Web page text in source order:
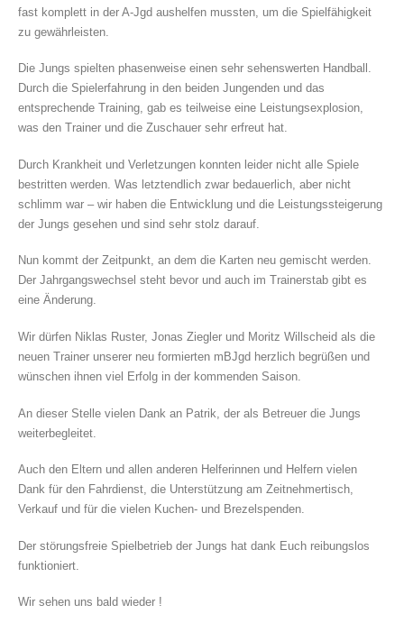
fast komplett in der A-Jgd aushelfen mussten, um die Spielfähigkeit
zu gewährleisten.
Die Jungs spielten phasenweise einen sehr sehenswerten Handball.
Durch die Spielerfahrung in den beiden Jungenden und das
entsprechende Training, gab es teilweise eine Leistungsexplosion,
was den Trainer und die Zuschauer sehr erfreut hat.
Durch Krankheit und Verletzungen konnten leider nicht alle Spiele
bestritten werden. Was letztendlich zwar bedauerlich, aber nicht
schlimm war – wir haben die Entwicklung und die Leistungssteigerung
der Jungs gesehen und sind sehr stolz darauf.
Nun kommt der Zeitpunkt, an dem die Karten neu gemischt werden.
Der Jahrgangswechsel steht bevor und auch im Trainerstab gibt es
eine Änderung.
Wir dürfen Niklas Ruster, Jonas Ziegler und Moritz Willscheid als die
neuen Trainer unserer neu formierten mBJgd herzlich begrüßen und
wünschen ihnen viel Erfolg in der kommenden Saison.
An dieser Stelle vielen Dank an Patrik, der als Betreuer die Jungs
weiterbegleitet.
Auch den Eltern und allen anderen Helferinnen und Helfern vielen
Dank für den Fahrdienst, die Unterstützung am Zeitnehmertisch,
Verkauf und für die vielen Kuchen- und Brezelspenden.
Der störungsfreie Spielbetrieb der Jungs hat dank Euch reibungslos
funktioniert.
Wir sehen uns bald wieder !